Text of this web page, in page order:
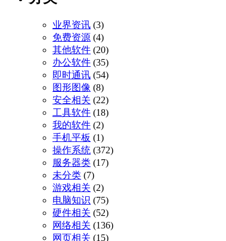
业界资讯 (3)
免费资源 (4)
其他软件 (20)
办公软件 (35)
即时通讯 (54)
图形图像 (8)
安全相关 (22)
工具软件 (18)
我的软件 (2)
手机平板 (1)
操作系统 (372)
服务器类 (17)
未分类 (7)
游戏相关 (2)
电脑知识 (75)
硬件相关 (52)
网络相关 (136)
网页相关 (15)